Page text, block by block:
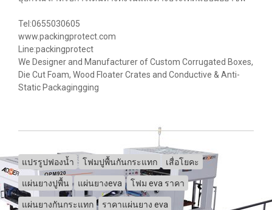
Tel:0655030605
www.packingprotect.com
Line:packingprotect
We Designer and Manufacturer of Custom Corrugated Boxes,
Die Cut Foam, Wood Floater Crates and Conductive & Anti-
Static Packagingging
แปรรูปฟองน้ำ โฟมปูพื้นกันกระแทก เสื่อโยคะ
แผ่นยางปูพื้น แผ่นยางeva โฟม eva ราคา
แผ่นยางกันกระแทก ราคาแผ่นยาง eva